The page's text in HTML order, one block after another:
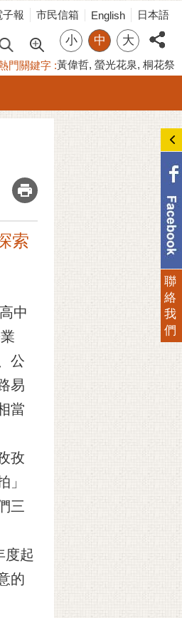
子報 市民信箱 English 日本語
小 中 大
門關鍵字 黃偉哲 螢光花泉 桐花祭
_
索
中
公
易
當
孜
」
三
度起
的
聯
絡
我
們